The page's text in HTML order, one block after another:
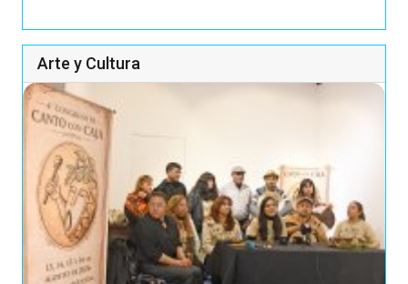
Arte y Cultura